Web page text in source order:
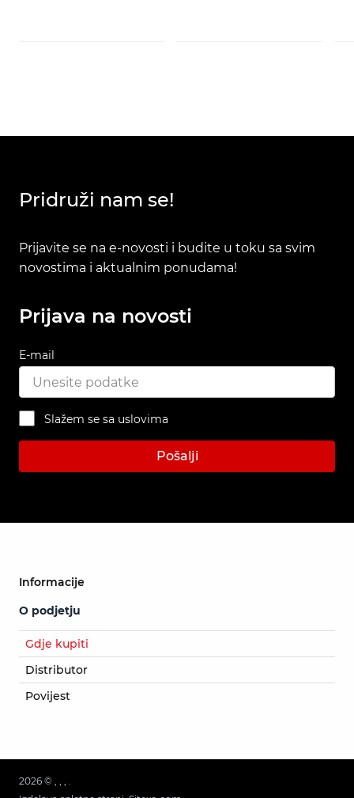
Pridruži nam se!
Prijavite se na e-novosti i budite u toku sa svim
novostima i aktualnim ponudama!
Prijava na novosti
E-mail
Slažem se sa uslovima
Pošalji
Informacije
O podjetju
Gdje kupiti
Distributor
Povijest
2026 © , , , .